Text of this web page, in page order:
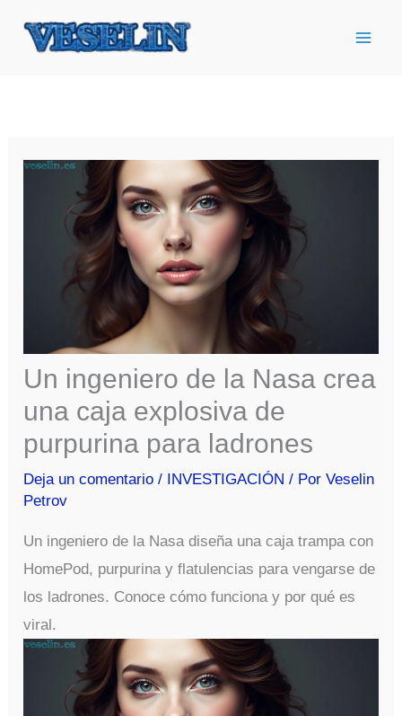
Un ingeniero de la Nasa crea
una caja explosiva de
purpurina para ladrones
Deja un comentario / INVESTIGACIÓN / PorVeselin
Petrov
Un ingeniero de la Nasa diseña una caja trampa con
HomePod, purpurina y flatulencias para vengarse de
los ladrones. Conoce cómo funciona y por qué es
viral.